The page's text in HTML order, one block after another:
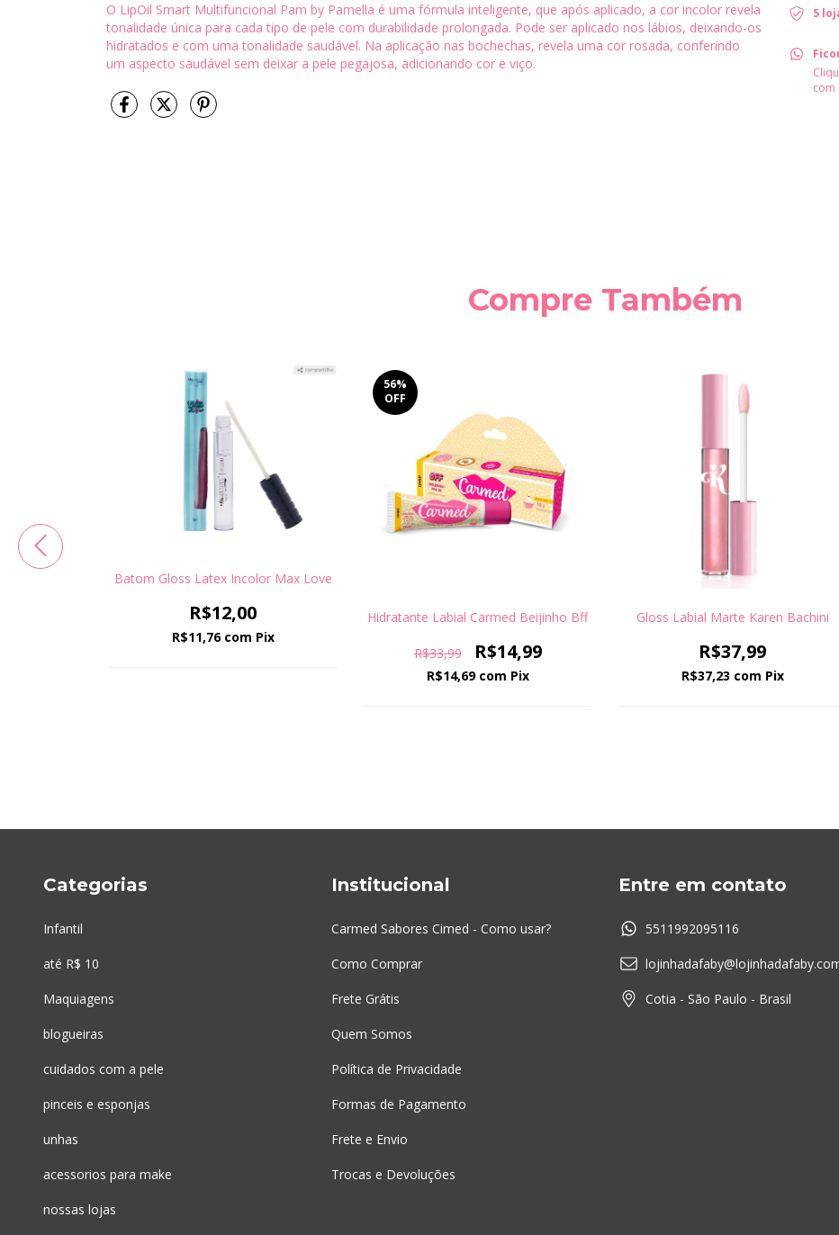
O LipOil Smart Multifuncional Pam by Pamella é uma fórmula inteligente, que após aplicado, a cor incolor revela
tonalidade única para cada tipo de pele com durabilidade prolongada. Pode ser aplicado nos lábios, deixando-os
hidratados e com uma tonalidade saudável. Na aplicação nas bochechas, revela uma cor rosada, conferindo
um aspecto saudável sem deixar a pele pegajosa, adicionando cor e viço.
5
com
Compre Também
Batom Gloss Latex Incolor Max Love
R$12,00
R$11,76 com Pix
56%
OFF
Hidratante Labial Carmed Beijinho Bff
R$33,99 R$14,99
R$14,69 com Pix
Gloss Labial Marte Karen Bachini
R$37,99
R$37,23 com Pix
Categorias
Infantil
até R$ 10
Maquiagens
blogueiras
cuidados com a pele
pinceis e esponjas
unhas
acessorios para make
nossas lojas
Institucional
Carmed Sabores Cimed - Como usar?
Como Comprar
Frete Grátis
Quem Somos
Política de Privacidade
Formas de Pagamento
Frete e Envio
Trocas e Devoluções
Entre em contato
5511992095116
Cotia - São Paulo - Brasil